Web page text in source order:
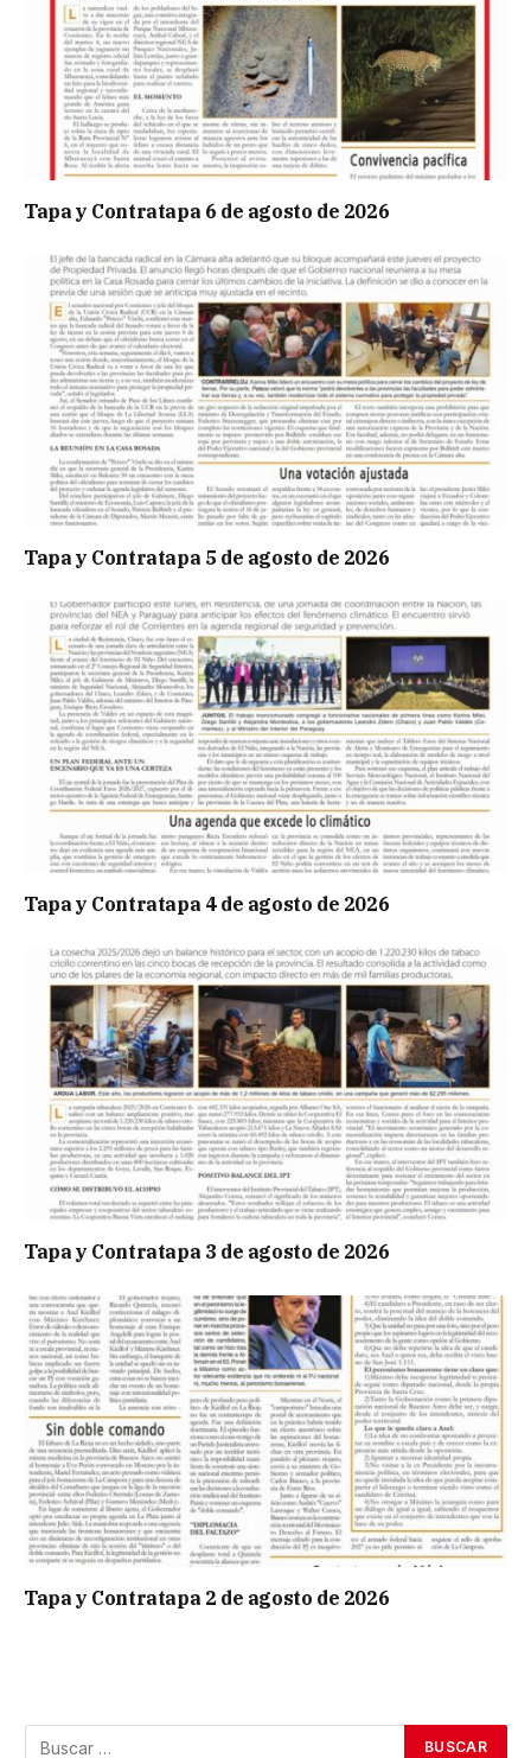
Tapa y Contratapa 6 de agosto de 2026
Tapa y Contratapa 5 de agosto de 2026
Tapa y Contratapa 4 de agosto de 2026
Tapa y Contratapa 3 de agosto de 2026
Tapa y Contratapa 2 de agosto de 2026